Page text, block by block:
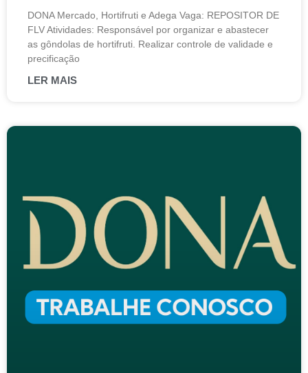
DONA Mercado, Hortifruti e Adega Vaga: REPOSITOR DE
FLV Atividades: Responsável por organizar e abastecer
as gôndolas de hortifruti. Realizar controle de validade e
precificação
LER MAIS